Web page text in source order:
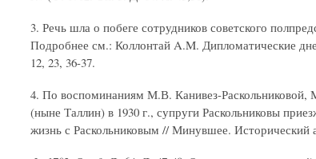
3. Речь шла о побеге сотрудников советского
Подробнее см.: Коллонтай A.M. Дипломатические
12, 23, 36-37.
4. По воспоминаниям М.В. Канивез-Раскольниковой,
(ныне Таллин) в 1930 г., супруги Раскольниковы
жизнь с Раскольниковым // Минувшее.